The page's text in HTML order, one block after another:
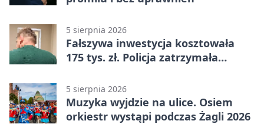
5 sierpnia 2026
Fałszywa inwestycja kosztowała
175 tys. zł. Policja zatrzymała
5 sierpnia 2026
Muzyka wyjdzie na ulice. Osiem
orkiestr wystąpi podczas Żagli 2026